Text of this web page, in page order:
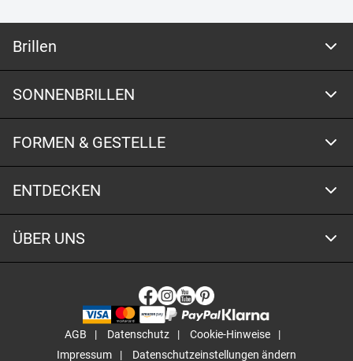
Brillen
SONNENBRILLEN
FORMEN & GESTELLE
ENTDECKEN
ÜBER UNS
AGB Datenschutz
Cookie-Hinweise
Impressum
Datenschutzeinstellungen ändern